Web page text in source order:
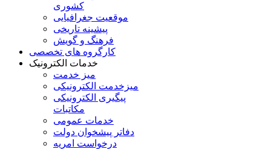
کشوری
موقعیت جغرافیایی
پیشینه تاریخی
فرهنگ و گویش
کارگروه های تخصصی
خدمات الکترونیک
میز خدمت
میزخدمت الکترونیکی
پیگیری الکترونیکی
مکاتبات
خدمات عمومی
دفاتر پیشخوان دولت
درخواست امریه